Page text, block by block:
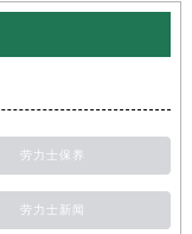
劳力士保养
劳力士新闻